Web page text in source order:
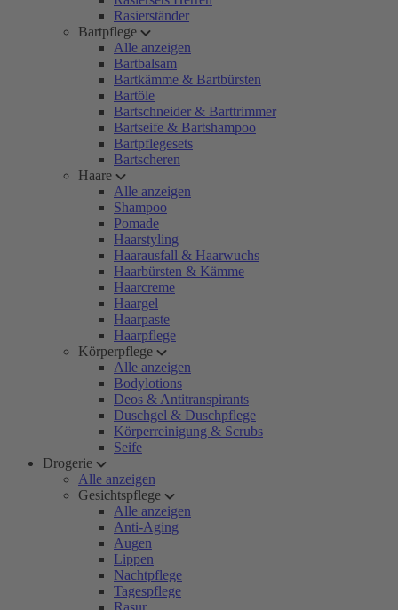
Rasierständer
Bartpflege
Alle anzeigen
Bartbalsam
Bartkämme & Bartbürsten
Bartöle
Bartschneider & Barttrimmer
Bartseife & Bartshampoo
Bartpflegesets
Bartscheren
Haare
Alle anzeigen
Shampoo
Pomade
Haarstyling
Haarausfall & Haarwuchs
Haarbürsten & Kämme
Haarcreme
Haargel
Haarpaste
Haarpflege
Körperpflege
Alle anzeigen
Bodylotions
Deos & Antitranspirants
Duschgel & Duschpflege
Körperreinigung & Scrubs
Seife
Drogerie
Alle anzeigen
Gesichtspflege
Alle anzeigen
Anti-Aging
Augen
Lippen
Nachtpflege
Tagespflege
Rasur